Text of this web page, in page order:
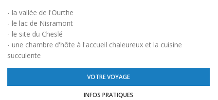
- la vallée de l'Ourthe
- le lac de Nisramont
- le site du Cheslé
- une chambre d'hôte à l'accueil chaleureux et la cuisine
succulente
VOTRE VOYAGE
INFOS PRATIQUES